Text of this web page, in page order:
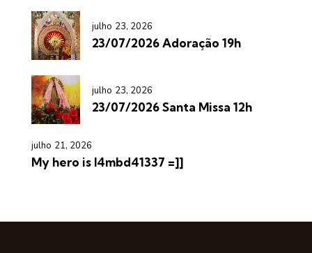
julho 23, 2026
23/07/2026 Adoração 19h
julho 23, 2026
23/07/2026 Santa Missa 12h
julho 21, 2026
My hero is l4mbd41337 =]]